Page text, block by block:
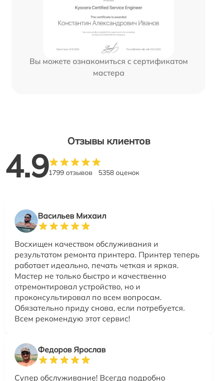
Вы можете ознакомиться с сертификатом
мастера
Отзывы клиентов
4.91799 отзывов 5358 оценок
Васильев Михаил
Восхищен качеством обслуживания и
результатом ремонта принтера. Принтер теперь
работает идеально, печать четкая и яркая.
Мастер не только быстро и качественно
отремонтировал устройство, но и
проконсультировал по всем вопросам.
Обязательно приду снова, если потребуется.
Всем рекомендую этот сервис!
Федоров Ярослав
Супер обслуживание! Всегда подробно